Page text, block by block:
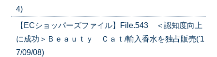
4)
【ECショッパーズファイル】File.543 ＜認知度向上
に成功＞Ｂｅａｕｔｙ Ｃａｔ/輸入香水を独占販売('1
7/09/08)